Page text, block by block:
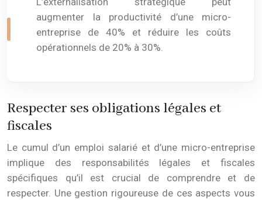
augmenter la productivité d’une micro-
entreprise de 40% et réduire les coûts
opérationnels de 20% à 30%.
Respecter ses obligations légales et
fiscales
Le cumul d’un emploi salarié et d’une micro-entreprise
implique des responsabilités légales et fiscales
spécifiques qu’il est crucial de comprendre et de
respecter. Une gestion rigoureuse de ces aspects vous